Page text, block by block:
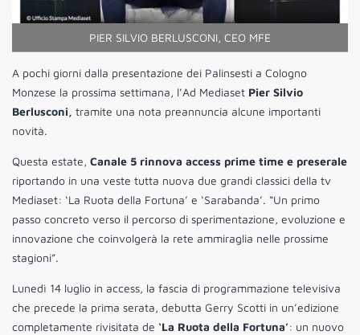
PIER SILVIO BERLUSCONI, CEO MFE
A pochi giorni dalla presentazione dei Palinsesti a Cologno
Monzese la prossima settimana, l’Ad Mediaset Pier Silvio
Berlusconi, tramite una nota preannuncia alcune importanti
novità.
Questa estate, Canale 5 rinnova access prime time e preserale
riportando in una veste tutta nuova due grandi classici della tv
Mediaset: ‘La Ruota della Fortuna’ e ‘Sarabanda’. “Un primo
passo concreto verso il percorso di sperimentazione, evoluzione e
innovazione che coinvolgerà la rete ammiraglia nelle prossime
stagioni”.
Lunedì 14 luglio in access, la fascia di programmazione televisiva
che precede la prima serata, debutta Gerry Scotti in un’edizione
completamente rivisitata de ‘La Ruota della Fortuna’: un nuovo